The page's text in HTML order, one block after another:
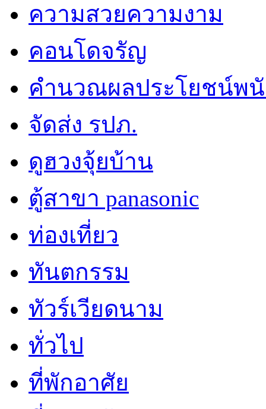
ความสวยความงาม
คอนโดจรัญ
คำนวณผลประโยชน์พ
จัดส่ง รปภ.
ดูฮวงจุ้ยบ้าน
ตู้สาขา panasonic
ท่องเที่ยว
ทันตกรรม
ทัวร์เวียดนาม
ทั่วไป
ที่พักอาศัย